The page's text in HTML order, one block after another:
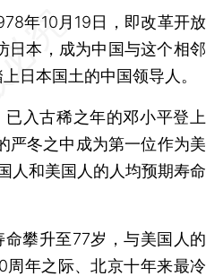
年10月19日，即改革开放
日本，成为中国与这个相邻
日本国土的中国领导人。
入古稀之年的邓小平登上
严冬之中成为第一位作为美
人和美国人的人均预期寿命
攀升至77岁，与美国人的
年之际、北京十年来最冷